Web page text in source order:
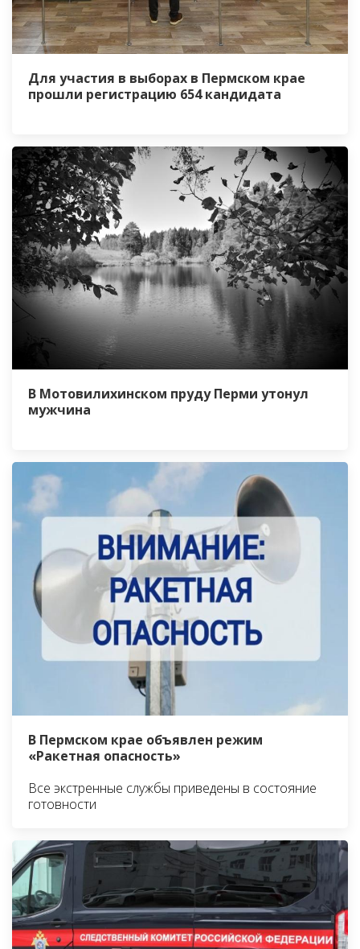
Для участия в выборах в Пермском крае
прошли регистрацию 654 кандидата
В Мотовилихинском пруду Перми утонул
мужчина
В Пермском крае объявлен режим
«Ракетная опасность»
Все экстренные службы приведены в состояние
готовности